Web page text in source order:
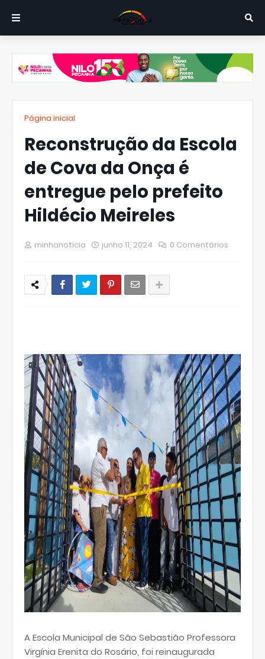
Página inicial
Reconstrução da Escola
de Cova da Onça é
entregue pelo prefeito
Hildécio Meireles
minhanoticia junho 11, 2024 0 Comentários
A Escola Municipal de São Sebastião Professora
Virgínia Erenita do Rosário, foi reinaugurada